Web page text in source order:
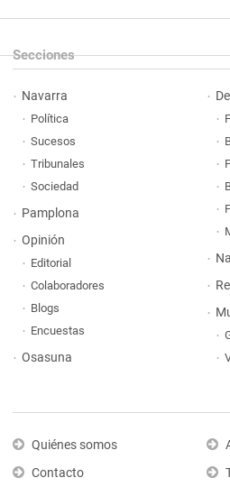
Secciones
Navarra
Política
Sucesos
Tribunales
Sociedad
Pamplona
Opinión
Editorial
Colaboradores
Blogs
Encuestas
Osasuna
Quiénes somos
Contacto